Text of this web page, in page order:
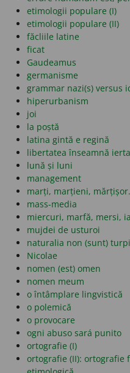
etimologii populare (I)
etimologii populare (II)
făcliile latine
ficat
Gaudeamus
germanisme
grammar nazi(s) versus
hiperurbanism
joi
la poștă
latina gintă e regină
libertatea înseamnă
lună și luni
management
marți, marțieni,
mass-media
miercuri, marfă, mersi,
mujdei de usturoi
naturalia non (sunt)
Nicolae
nomen (est) omen
nomen meum
o întâmplare lingvistică
o polemică
o provocare
ogni abuso sará punito
ortografie (I)
ortografie (II): ortografie